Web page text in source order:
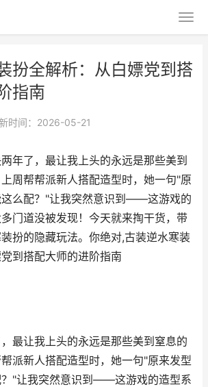
扮全解析：从白嫖党到搭
指南
时间：2026-05-21
年了，最让我上头的永远是那些美到
周帮帮派新人搭配造型时，她一句"原
这么配？"让我突然意识到——这游戏的
门道没被发现！今天就来掏干货，带
扮的隐藏玩法。你绝对,古装逆水寒装
到搭配大师的进阶指南
最让我上头的永远是那些美到窒息的
派新人搭配造型时，她一句"原来发型
？"让我突然意识到——这游戏的造型系